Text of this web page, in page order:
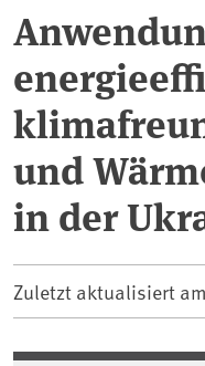
und
in der
Zuletzt aktualisiert am